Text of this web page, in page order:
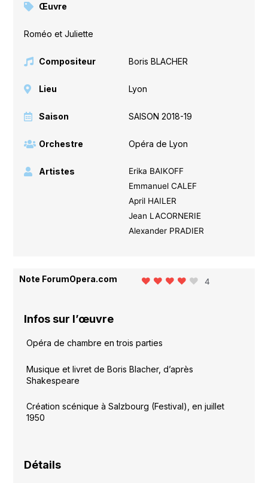
Œuvre
Roméo et Juliette
Compositeur Boris BLACHER
Lieu Lyon
Saison SAISON 2018-19
Orchestre Opéra de Lyon
Artistes
Erika BAIKOFF
Emmanuel CALEF
April HAILER
Jean LACORNERIE
Alexander PRADIER
Note ForumOpera.com 4
Infos sur l’œuvre
Opéra de chambre en trois parties
Musique et livret de Boris Blacher, d’après
Shakespeare
Création scénique à Salzbourg (Festival), en juillet
1950
Détails